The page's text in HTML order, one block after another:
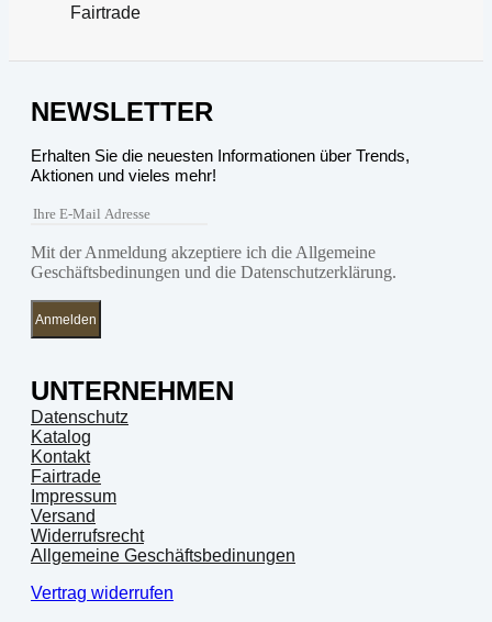
Fairtrade
NEWSLETTER
Erhalten Sie die neuesten Informationen über Trends,
Aktionen und vieles mehr!
Mit der Anmeldung akzeptiere ich die Allgemeine
Geschäftsbedinungen und die Datenschutzerklärung.
Anmelden
UNTERNEHMEN
Datenschutz
Katalog
Kontakt
Fairtrade
Impressum
Versand
Widerrufsrecht
Allgemeine Geschäftsbedinungen
Vertrag widerrufen